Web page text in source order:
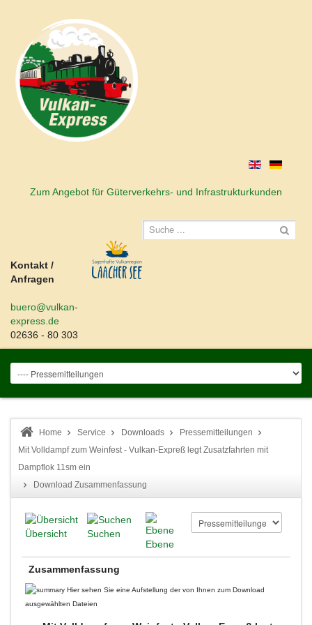
Zum Angebot für Güterverkehrs- und Infrastrukturkunden
Kontakt /
Anfragen
buero@vulkan-
express.de
02636 - 80 303
Home Service Downloads
Pressemitteilungen
Mit Volldampf zum Weinfest - Vulkan-Expreß legt Zusatzfahrten mit
Dampflok 11sm ein
Download Zusammenfassung
Übersicht
Suchen
Ebene
Zusammenfassung
Hier sehen Sie eine Aufstellung der von Ihnen zum Download
ausgewählten Dateien